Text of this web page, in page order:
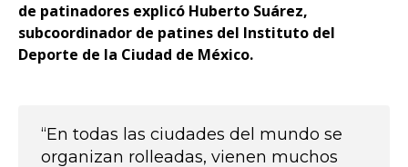
de patinadores explicó Huberto Suárez,
subcoordinador de patines del Instituto del
Deporte de la Ciudad de México.
“En todas las ciudades del mundo se
organizan rolleadas, vienen muchos